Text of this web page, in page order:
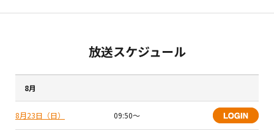
放送スケジュール
8月
8月23日（日） 09:50〜